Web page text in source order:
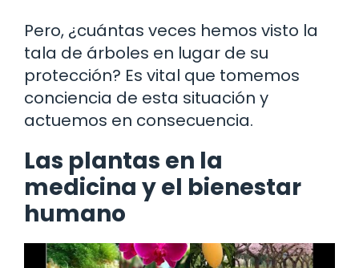
Pero, ¿cuántas veces hemos visto la
tala de árboles en lugar de su
protección? Es vital que tomemos
conciencia de esta situación y
actuemos en consecuencia.
Las plantas en la
medicina y el bienestar
humano